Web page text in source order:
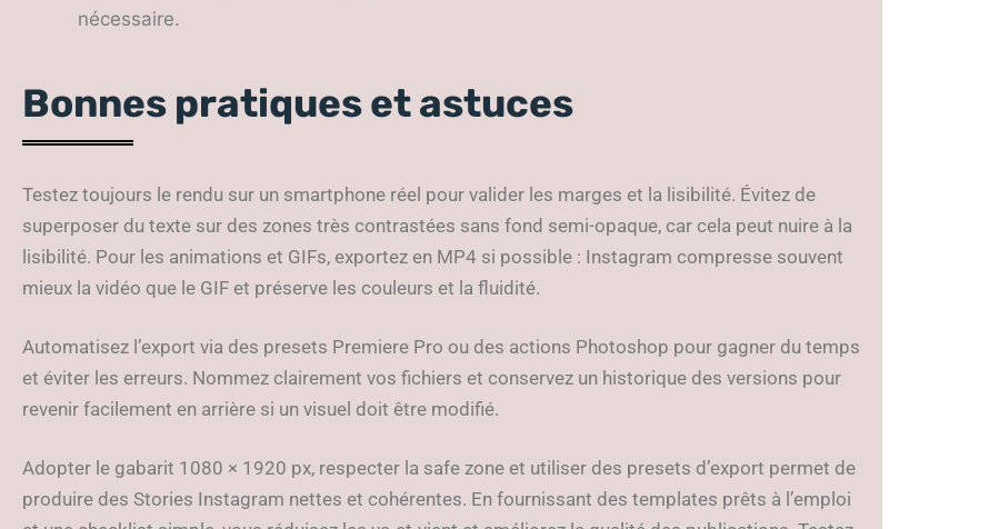
nécessaire.
Bonnes pratiques et astuces
Testez toujours le rendu sur un smartphone réel pour valider les marges et la lisibilité. Évitez de
superposer du texte sur des zones très contrastées sans fond semi-opaque, car cela peut nuire à la
lisibilité. Pour les animations et GIFs, exportez en MP4 si possible : Instagram compresse souvent
mieux la vidéo que le GIF et préserve les couleurs et la fluidité.
Automatisez l’export via des presets Premiere Pro ou des actions Photoshop pour gagner du temps
et éviter les erreurs. Nommez clairement vos fichiers et conservez un historique des versions pour
revenir facilement en arrière si un visuel doit être modifié.
Adopter le gabarit 1080 × 1920 px, respecter la safe zone et utiliser des presets d’export permet de
produire des Stories Instagram nettes et cohérentes. En fournissant des templates prêts à l’emploi